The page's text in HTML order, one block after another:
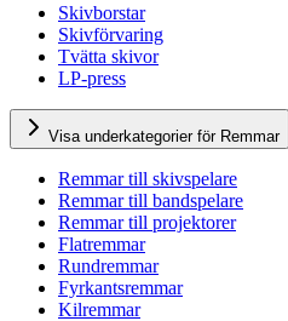
Skivborstar
Skivförvaring
Tvätta skivor
LP-press
Visa underkategorier för Remmar
Remmar till skivspelare
Remmar till bandspelare
Remmar till projektorer
Flatremmar
Rundremmar
Fyrkantsremmar
Kilremmar